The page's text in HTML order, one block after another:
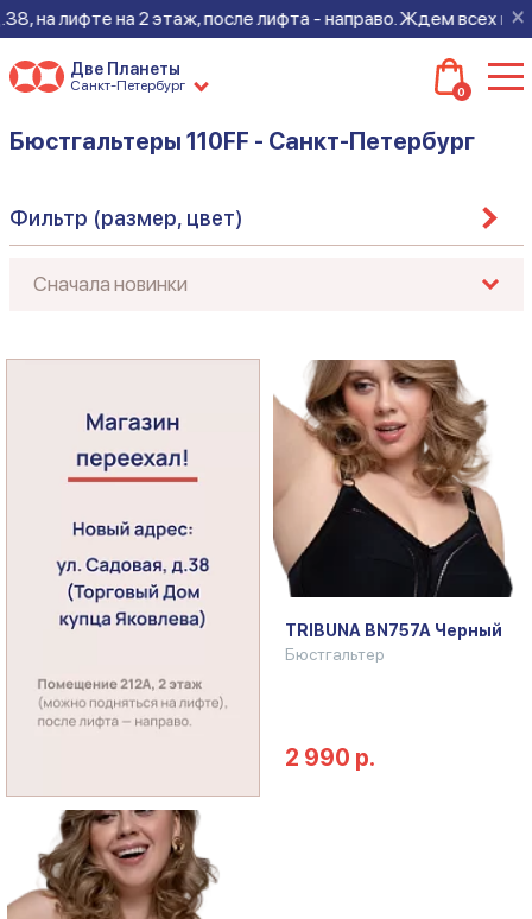
×
на лифте на 2 этаж, после лифта - направо. Ждем всех на
Две Планеты
Санкт-Петербург 0
Бюстгальтеры 110FF - Санкт-Петербург
Фильтр (размер, цвет)
TRIBUNA BN757A Черный
Бюстгальтер
2 990 р.